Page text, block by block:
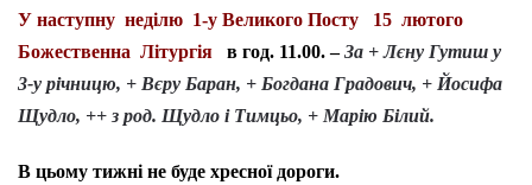
У наступну неділю 1-у Великого Посту 15 лютого
Божественна Літургія в год. 11.00. –За + Лєну Гутиш у
3-у річницю, + Вєру Баран, + Богдана Градович, + Йосифа
Щудло, ++ з род. Щудло і Тимцьо, + Марію Білий.
В цьому тижні не буде хресної дороги.